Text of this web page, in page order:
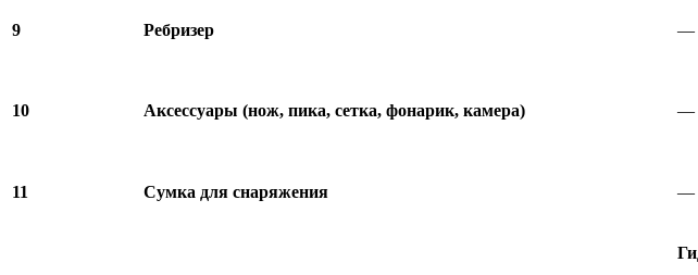
9 Ребризер —
10 Аксессуары (нож, пика, сетка, фонарик, камера) —
11 Сумка для снаряжения —